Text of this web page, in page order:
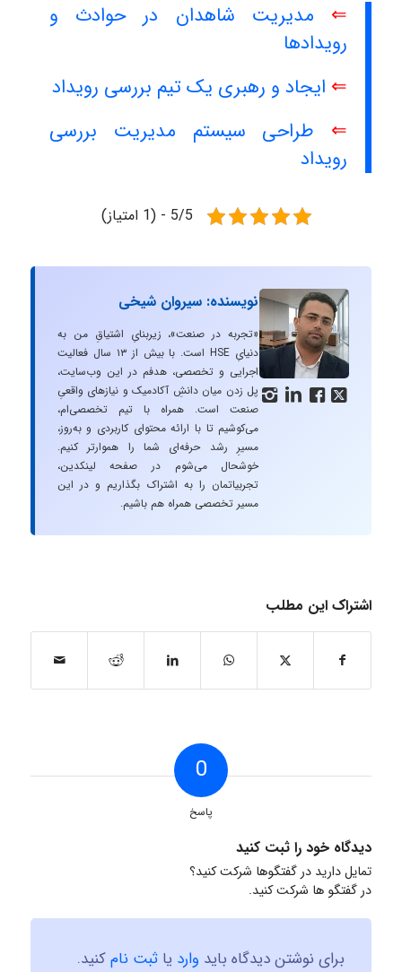
⇐ مدیریت شاهدان در حوادث و
رویدادها
⇐ ایجاد و رهبری یک تیم بررسی رویداد
⇐ طراحی سیستم مدیریت بررسی
رویداد
5/5 - (1 امتیاز)
   
نویسنده: سیروان شیخی
«تجربه در صنعت»، زیربنایِ اشتیاقِ من به
دنیایِ HSE است. با بیش از ۱۳ سال فعالیت
اجرایی و تخصصی، هدفم در این وب‌سایت،
پل زدن میان دانشِ آکادمیک و نیازهای واقعیِ
صنعت است. همراه با تیم تخصصی‌ام،
می‌کوشیم تا با ارائه محتوای کاربردی و به‌روز،
مسیرِ رشد حرفه‌ای شما را هموارتر کنیم.
خوشحال می‌شوم در صفحه لینکدین،
تجربیاتمان را به اشتراک بگذاریم و در این
مسیر تخصصی همراه هم باشیم.
اشتراک این مطلب
0
پاسخ
دیدگاه خود را ثبت کنید
تمایل دارید در گفتگوها شرکت کنید؟
در گفتگو ها شرکت کنید.
برای نوشتن دیدگاه باید وارد یا ثبت نامکنید.